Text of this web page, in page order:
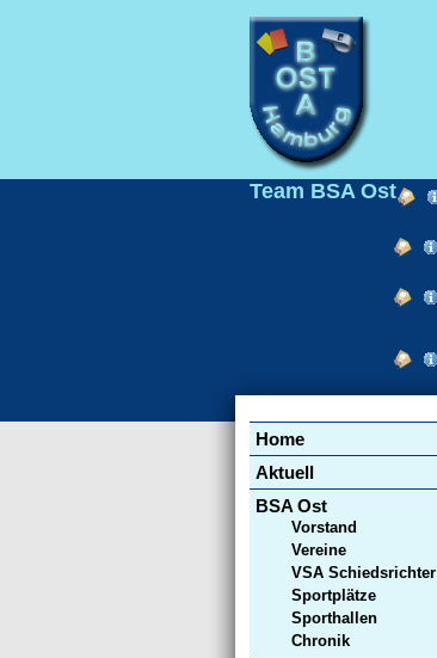
Team BSA Ost
Navigation
überspringen
Home
Aktuell
BSA Ost
Vorstand
Vereine
VSA Schiedsrichter
Sportplätze
Sporthallen
Chronik